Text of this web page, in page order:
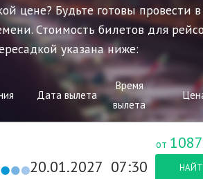
цене? Будьте готовы провести
Стоимость билетов для
указана ниже:
Дата вылета
Время
вылета
20.01.2027 07:30
от